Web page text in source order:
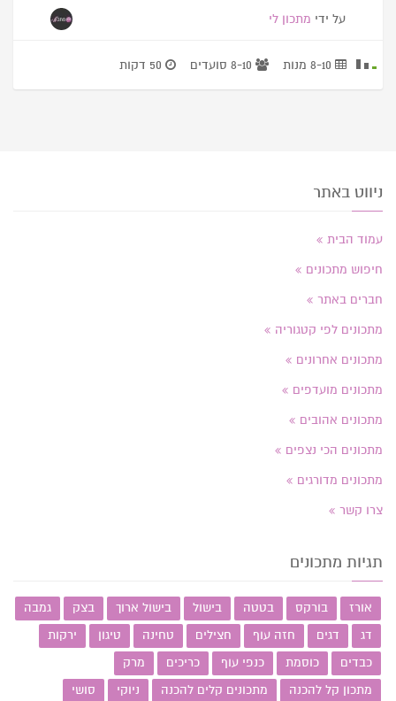
על ידי מתכון לי
ניווט באתר
עמוד הבית
חיפוש מתכונים
חברים באתר
מתכונים לפי קטגוריה
מתכונים אחרונים
מתכונים מועדפים
מתכונים אהובים
מתכונים הכי נצפים
מתכונים מדורגים
צרו קשר
תגיות מתכונים
אורז בורקס בטטה בישול בישול ארוך בצק
גמבה
דג
דגים חזה עוף חצילים טחינה טיגון
ירקות
כבדים
כוסמת כנפי עוף כריכים
מרק
מתכון קל להכנה
מתכונים קלים להכנה ניוקי
סושי